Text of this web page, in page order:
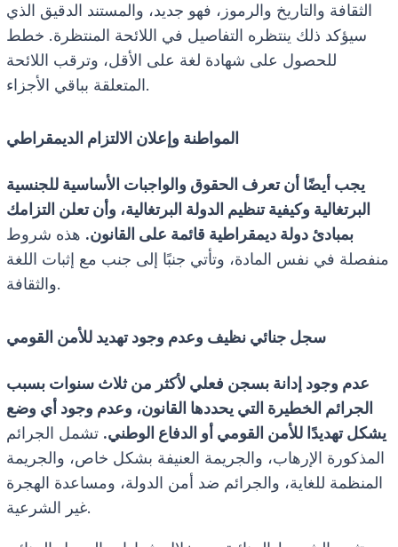
الثقافة والتاريخ والرموز، فهو جديد، والمستند الدقيق الذي
سيؤكد ذلك ينتظره التفاصيل في اللائحة المنتظرة. خطط
للحصول على شهادة لغة على الأقل، وترقب اللائحة
المتعلقة بباقي الأجزاء.
المواطنة وإعلان الالتزام الديمقراطي
يجب أيضًا أن تعرف الحقوق والواجبات الأساسية للجنسية
البرتغالية وكيفية تنظيم الدولة البرتغالية، وأن تعلن التزامك
بمبادئ دولة ديمقراطية قائمة على القانون. هذه شروط
منفصلة في نفس المادة، وتأتي جنبًا إلى جنب مع إثبات اللغة
والثقافة.
سجل جنائي نظيف وعدم وجود تهديد للأمن القومي
عدم وجود إدانة بسجن فعلي لأكثر من ثلاث سنوات بسبب
الجرائم الخطيرة التي يحددها القانون، وعدم وجود أي وضع
يشكل تهديدًا للأمن القومي أو الدفاع الوطني. تشمل الجرائم
المذكورة الإرهاب، والجريمة العنيفة بشكل خاص، والجريمة
المنظمة للغاية، والجرائم ضد أمن الدولة، ومساعدة الهجرة
غير الشرعية.